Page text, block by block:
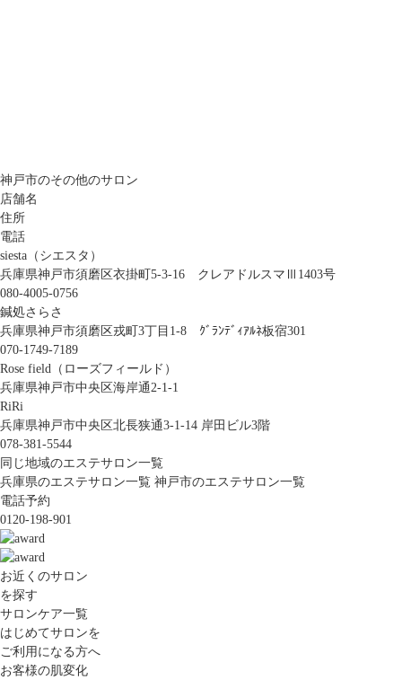
神戸市のその他のサロン
店舗名
住所
電話
siesta（シエスタ）
兵庫県神戸市須磨区衣掛町5-3-16 クレアドルスマⅢ1403号
080-4005-0756
鍼処さらさ
兵庫県神戸市須磨区戎町3丁目1-8 ｸﾞﾗﾝﾃﾞｨｱﾙﾈ板宿301
070-1749-7189
Rose field（ローズフィールド）
兵庫県神戸市中央区海岸通2-1-1
RiRi
兵庫県神戸市中央区北長狭通3-1-14 岸田ビル3階
078-381-5544
同じ地域のエステサロン一覧
兵庫県のエステサロン一覧 神戸市のエステサロン一覧
電話予約
0120-198-901
お近くのサロン
を探す
サロンケア一覧
はじめてサロンを
ご利用になる方へ
お客様の肌変化